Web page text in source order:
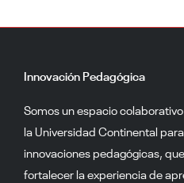
Innovación Pedagógica
Somos un espacio
la Universidad Continental
innovaciones pedagógicas,
fortalecer la experiencia de